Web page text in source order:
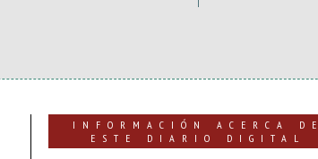
INFORMACIÓN ACERCA DE
ESTE DIARIO DIGITAL